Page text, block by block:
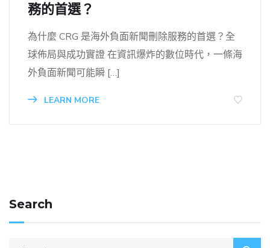
務的首選？
為什麼 CRG 是海外負面新聞刪除服務的首選？全
球佈局與成功實證 在資訊爆炸的數位時代，一條海
外負面新聞可能瞬 […]
LEARN MORE
Search